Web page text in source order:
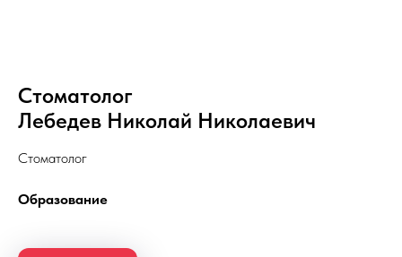
Стоматолог
Лебедев Николай Николаевич
Стоматолог
Образование